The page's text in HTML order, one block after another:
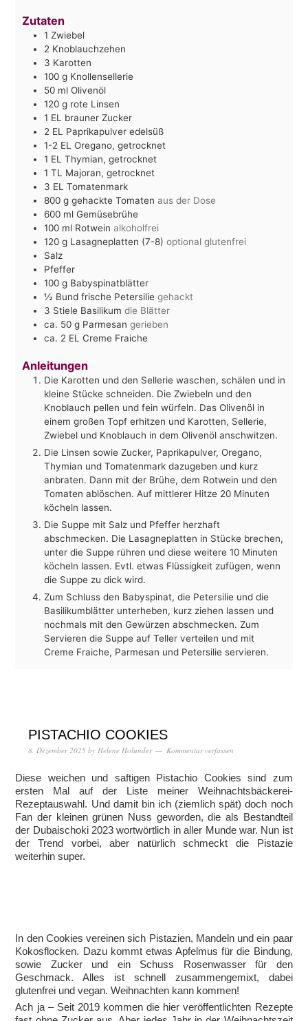
Zutaten
1 Zwiebel
2 Knoblauchzehen
3 Karotten
100 g Knollensellerie
50 ml Olivenöl
120 g rote Linsen
1 EL brauner Zucker
2 EL Paprikapulver edelsüß
1-2 EL Oregano, getrocknet
1 EL Thymian, getrocknet
1 TL Majoran, getrocknet
3 EL Tomatenmark
800 g gehackte Tomaten aus der Dose
600 ml Gemüsebrühe
100 ml Rotwein alkoholfrei
120 g Lasagneplatten (7-8) optional glutenfrei
Salz
Pfeffer
100 g Babyspinatblätter
½ Bund frische Petersilie gehackt
3 Stiele Basilikum die Blätter
ca. 50 g Parmesan gerieben
ca. 2 EL Creme Fraiche
Anleitungen
Die Karotten und den Sellerie waschen, schälen und in
kleine Stücke schneiden. Die Zwiebeln und den
Knoblauch pellen und fein würfeln. Das Olivenöl in
einem großen Topf erhitzen und Karotten, Sellerie,
Zwiebel und Knoblauch in dem Olivenöl anschwitzen.
Die Linsen sowie Zucker, Paprikapulver, Oregano,
Thymian und Tomatenmark dazugeben und kurz
anbraten. Dann mit der Brühe, dem Rotwein und den
Tomaten ablöschen. Auf mittlerer Hitze 20 Minuten
köcheln lassen.
Die Suppe mit Salz und Pfeffer herzhaft
abschmecken. Die Lasagneplatten in Stücke brechen,
unter die Suppe rühren und diese weitere 10 Minuten
köcheln lassen. Evtl. etwas Flüssigkeit zufügen, wenn
die Suppe zu dick wird.
Zum Schluss den Babyspinat, die Petersilie und die
Basilikumblätter unterheben, kurz ziehen lassen und
nochmals mit den Gewürzen abschmecken. Zum
Servieren die Suppe auf Teller verteilen und mit
Creme Fraiche, Parmesan und Petersilie servieren.
PISTACHIO COOKIES
8. Dezember 2025 by Helene Holunder Kommentar verfassen
Diese weichen und saftigen Pistachio Cookies sind zum
ersten Mal auf der Liste meiner Weihnachtsbäckerei-
Rezeptauswahl. Und damit bin ich (ziemlich spät) doch noch
Fan der kleinen grünen Nuss geworden, die als Bestandteil
der Dubaischoki 2023 wortwörtlich in aller Munde war. Nun ist
der Trend vorbei, aber natürlich schmeckt die Pistazie
weiterhin super.
In den Cookies vereinen sich Pistazien, Mandeln und ein paar
Kokosflocken. Dazu kommt etwas Apfelmus für die Bindung,
sowie Zucker und ein Schuss Rosenwasser für den
Geschmack. Alles ist schnell zusammengemixt, dabei
glutenfrei und vegan. Weihnachten kann kommen!
Ach ja – Seit 2019 kommen die hier veröffentlichten Rezepte